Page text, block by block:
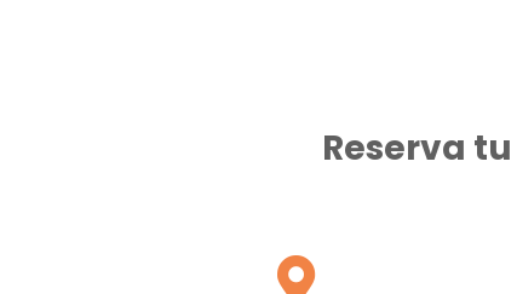
Reserva